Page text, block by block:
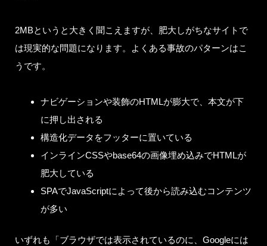
2MBというと大きく聞こえますが、肥大しがちなサイトで
は現実的な問題になります。よくある事故のパターンはこ
うです。
ナビゲーションや装飾のHTMLが膨大で、本文が下
に押し出される
構造化データをフッターに置いている
インラインCSSやbase64の画像埋め込みでHTMLが
肥大している
SPAでJavaScriptによって後から読み込むコンテンツ
が多い
いずれも「ブラウザでは表示されているのに、Googleには